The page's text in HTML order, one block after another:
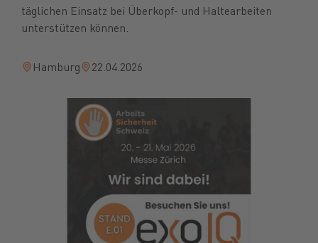
täglichen Einsatz bei Überkopf- und Haltearbeiten
unterstützen können.
Hamburg 22.04.2026